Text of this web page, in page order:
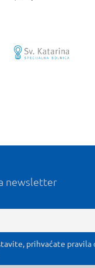
newsletter
prihvaćate pravila